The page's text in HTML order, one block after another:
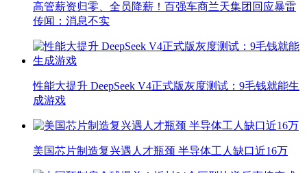
高管薪资归零、全员降薪！百强车商兰天集团回应暴雷
传闻：消息不实
性能大提升 DeepSeek V4正式版灰度测试：9毛钱就能生
成游戏
美国芯片制造复兴遇人才瓶颈 半导体工人缺口近16万